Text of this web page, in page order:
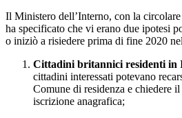
Il Ministero dell’Interno, con la
ha specificato che vi erano due ipotesi
o iniziò a risiedere prima di fine 2020
Cittadini britannici residenti in
cittadini interessati potevano
Comune di residenza e chiedere
iscrizione anagrafica;